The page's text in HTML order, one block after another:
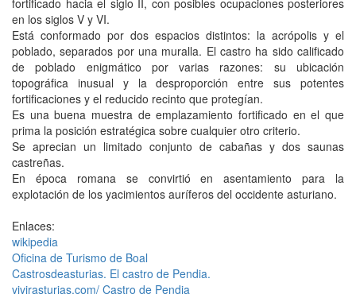
fortificado hacia el siglo II, con posibles ocupaciones posteriores
en los siglos V y VI.
Está conformado por dos espacios distintos: la acrópolis y el
poblado, separados por una muralla. El castro ha sido calificado
de poblado enigmático por varias razones: su ubicación
topográfica inusual y la desproporción entre sus potentes
fortificaciones y el reducido recinto que protegían.
Es una buena muestra de emplazamiento fortificado en el que
prima la posición estratégica sobre cualquier otro criterio.
Se aprecian un limitado conjunto de cabañas y dos saunas
castreñas.
En época romana se convirtió en asentamiento para la
explotación de los yacimientos auríferos del occidente asturiano.
Enlaces:
wikipedia
Oficina de Turismo de Boal
Castrosdeasturias. El castro de Pendia.
vivirasturias.com/ Castro de Pendia